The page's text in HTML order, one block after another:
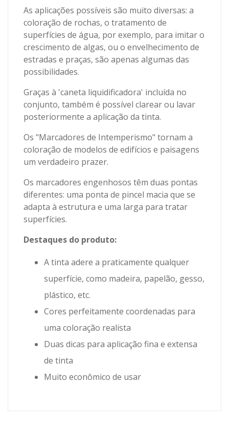
As aplicações possíveis são muito diversas: a
coloração de rochas, o tratamento de
superfícies de água, por exemplo, para imitar o
crescimento de algas, ou o envelhecimento de
estradas e praças, são apenas algumas das
possibilidades.
Graças à 'caneta liquidificadora' incluída no
conjunto, também é possível clarear ou lavar
posteriormente a aplicação da tinta.
Os "Marcadores de Intemperismo" tornam a
coloração de modelos de edifícios e paisagens
um verdadeiro prazer.
Os marcadores engenhosos têm duas pontas
diferentes: uma ponta de pincel macia que se
adapta à estrutura e uma larga para tratar
superfícies.
Destaques do produto:
A tinta adere a praticamente qualquer
superfície, como madeira, papelão, gesso,
plástico, etc.
Cores perfeitamente coordenadas para
uma coloração realista
Duas dicas para aplicação fina e extensa
de tinta
Muito econômico de usar